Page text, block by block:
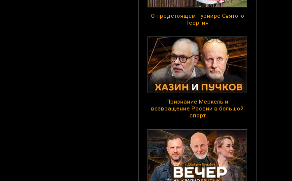
О предстоящем Турнире Святого
Георгия
Признание Меркель и
возвращение России в большой
спорт